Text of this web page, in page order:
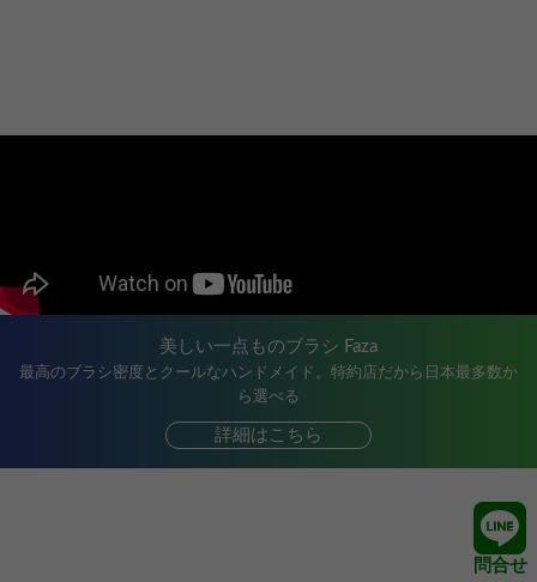
問合せ
美しい一点ものブラシ Faza
最高のブラシ密度とクールなハンドメイド。特約店だから日本最多数か
ら選べる
詳細はこちら